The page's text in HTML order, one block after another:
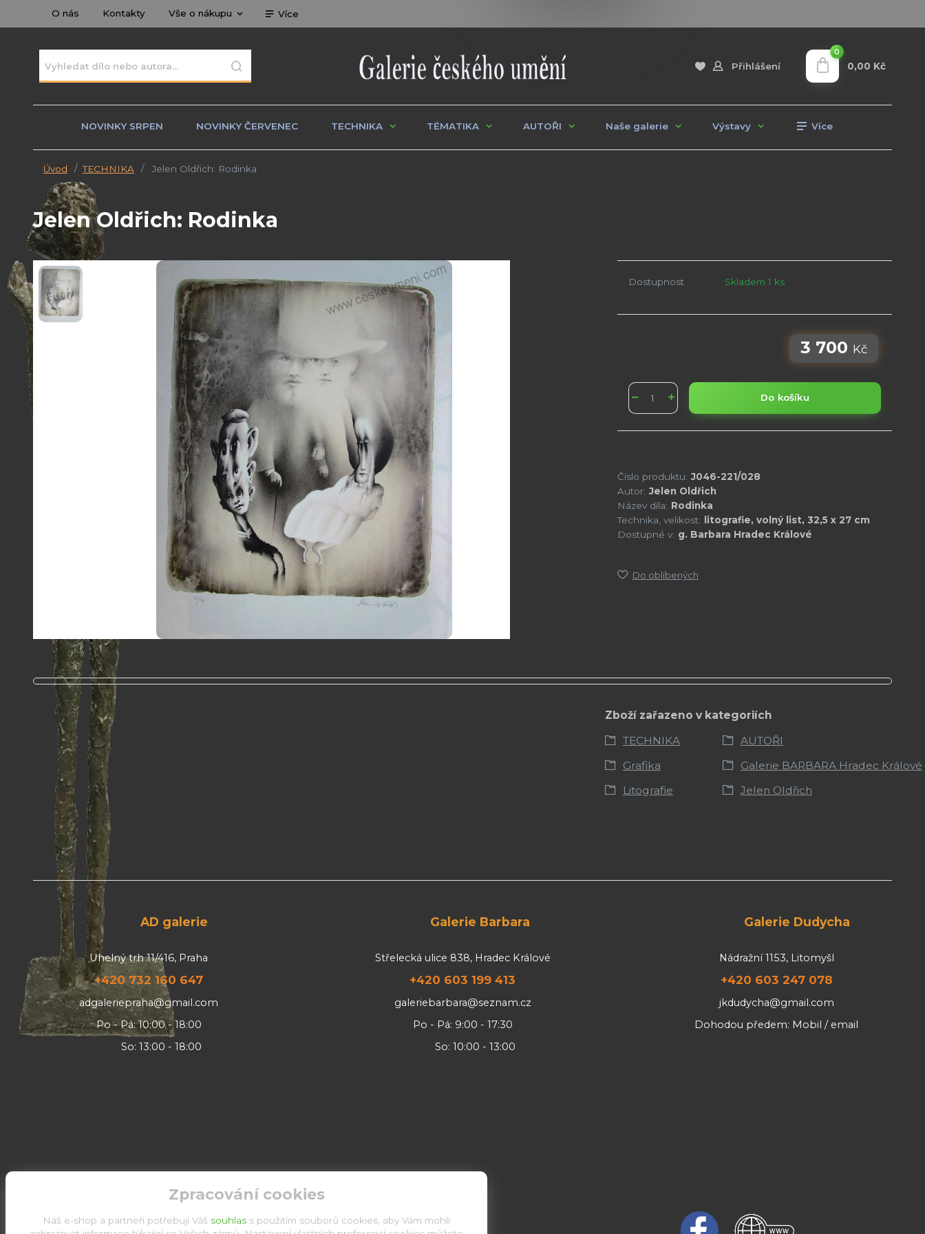
O nás Kontakty Vše o nákupu Více
Přihlášení
0
0,00 Kč
NOVINKY SRPEN NOVINKY ČERVENEC TECHNIKA TÉMATIKA AUTOŘI Naše galerie Výstavy Více
Úvod TECHNIKA Jelen Oldřich: Rodinka
Jelen Oldřich: Rodinka
Dostupnost Skladem 1 ks
3 700 Kč
Do košíku
Číslo produktu: J046-221/028
Autor: Jelen Oldřich
Název díla: Rodinka
Technika, velikost:
litografie, volný list, 32,5 x 27 cm
Dostupné v: g. Barbara Hradec Králové
Do oblíbených
Zboží zařazeno v kategoriích
TECHNIKA
AUTOŘI
Grafika
Galerie BARBARA Hradec Králové
Litografie
Jelen Oldřich
AD galerie
Uhelný trh 11/416, Praha
+420 732 160 647
adgaleriepraha@gmail.com
Po - Pá: 10:00 - 18:00
So: 13:00 - 18:00
Galerie Barbara
Střelecká ulice 838, Hradec Králové
+420 603 199 413
galeriebarbara@seznam.cz
Po - Pá: 9:00 - 17:30
So: 10:00 - 13:00
Galerie Dudycha
Nádražní 1153, Litomyšl
+420 603 247 078
jkdudycha@gmail.com
Dohodou předem: Mobil / email
Zpracování cookies
Náš e-shop a partneři potřebují Váš souhlas s použitím souborů cookies, aby Vám mohli